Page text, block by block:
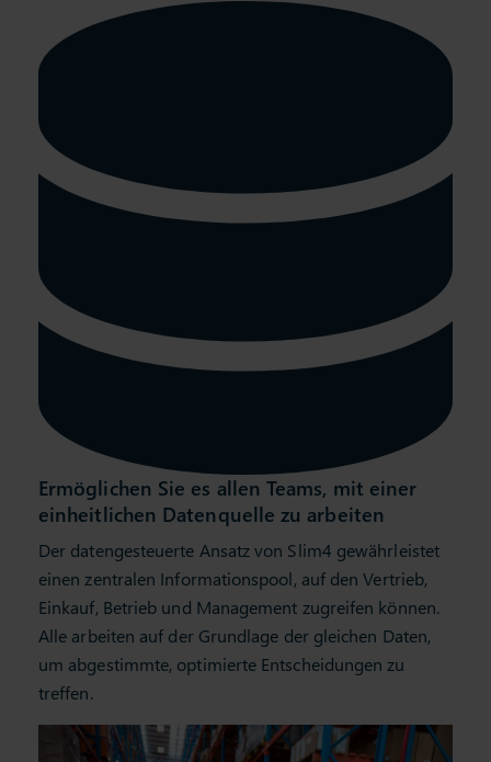
Ermöglichen Sie es allen Teams, mit einer
einheitlichen Datenquelle zu arbeiten
Der datengesteuerte Ansatz von Slim4 gewährleistet
einen zentralen Informationspool, auf den Vertrieb,
Einkauf, Betrieb und Management zugreifen können.
Alle arbeiten auf der Grundlage der gleichen Daten,
um abgestimmte, optimierte Entscheidungen zu